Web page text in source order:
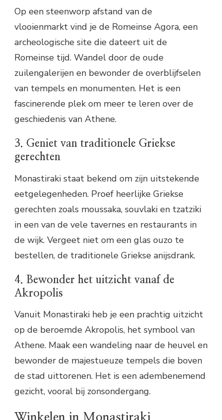
Op een steenworp afstand van de
vlooienmarkt vind je de Romeinse Agora, een
archeologische site die dateert uit de
Romeinse tijd. Wandel door de oude
zuilengalerijen en bewonder de overblijfselen
van tempels en monumenten. Het is een
fascinerende plek om meer te leren over de
geschiedenis van Athene.
3. Geniet van traditionele Griekse
gerechten
Monastiraki staat bekend om zijn uitstekende
eetgelegenheden. Proef heerlijke Griekse
gerechten zoals moussaka, souvlaki en tzatziki
in een van de vele tavernes en restaurants in
de wijk. Vergeet niet om een glas ouzo te
bestellen, de traditionele Griekse anijsdrank.
4. Bewonder het uitzicht vanaf de
Akropolis
Vanuit Monastiraki heb je een prachtig uitzicht
op de beroemde Akropolis, het symbool van
Athene. Maak een wandeling naar de heuvel en
bewonder de majestueuze tempels die boven
de stad uittorenen. Het is een adembenemend
gezicht, vooral bij zonsondergang.
Winkelen in Monastiraki